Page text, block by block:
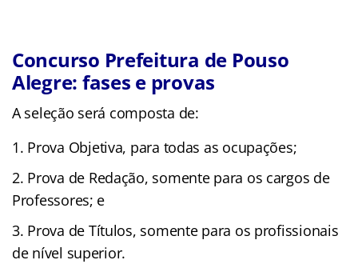
Concurso Prefeitura de Pouso
Alegre: fases e provas
A seleção será composta de:
Prova Objetiva, para todas as ocupações;
Prova de Redação, somente para os cargos de
Professores; e
Prova de Títulos, somente para os profissionais
de nível superior.